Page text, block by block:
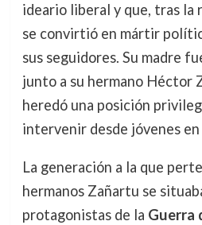
ideario liberal y que, tras la
se convirtió en mártir
sus seguidores. Su madre
junto a su hermano Héctor
heredó una posición
intervenir desde jóvenes
La generación a la que
hermanos Zañartu se
protagonistas de la Guerra